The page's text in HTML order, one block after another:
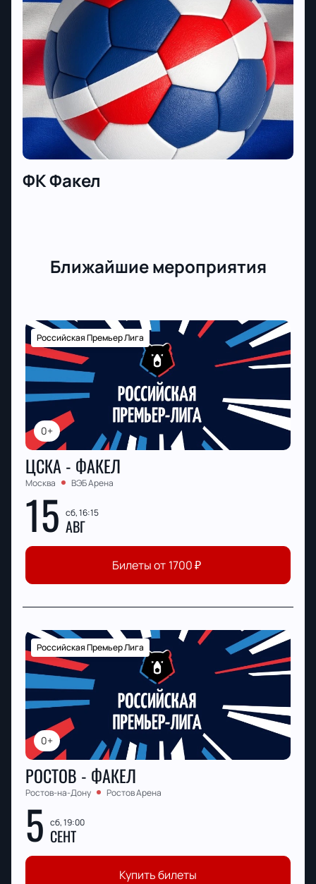
расскажет про стоимость билетов на матч и
варианты оплаты. Цена билетов зависит от
расположения выбранного сектора, а также
доступности дополнительных услуг во время
мероприятия.
ФК Факел
Ближайшие мероприятия
0+
Российская Премьер Лига
ЦСКА - ФАКЕЛ
Москва ВЭБ Арена
15 сб, 16:15
АВГ
Билеты от 1700₽
0+
Российская Премьер Лига
РОСТОВ - ФАКЕЛ
Ростов-на-Дону Ростов Арена
5 сб, 19:00
СЕНТ
Купить билеты